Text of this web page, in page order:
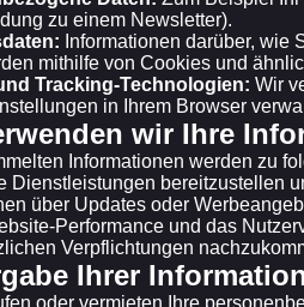
zu einem Newsletter).
Informationen darüber, wie
mithilfe von Cookies und
Tracking-Technologien: Wir
in Ihrem Browser
wir Ihre
Informationen werden zu
Dienstleistungen bereitzustellen
über Updates oder
Performance und das
Verpflichtungen
Ihrer
oder vermieten Ihre